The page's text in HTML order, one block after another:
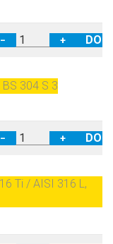
− +
304 S 3
− +
Ti / AISI 316 L,